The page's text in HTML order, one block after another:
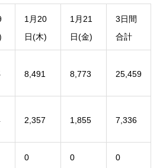
1月20
日(木)
1月21
日(金)
3日間
合計
8,491 8,773 25,459
2,357 1,855 7,336
0 0 0